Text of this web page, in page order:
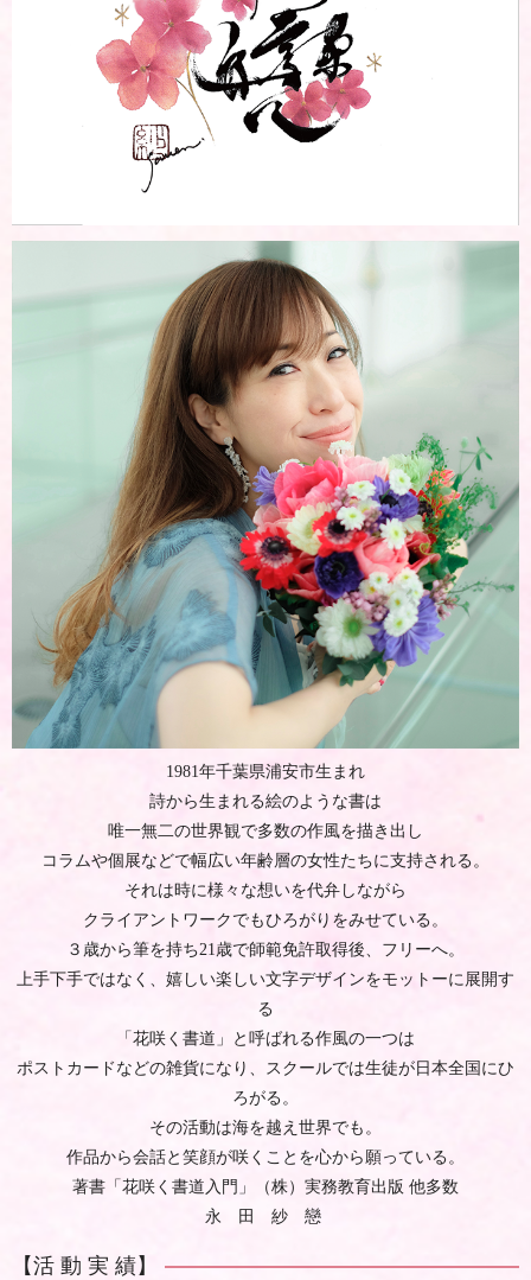
1981年千葉県浦安市生まれ
詩から生まれる絵のような書は
唯一無二の世界観で多数の作風を描き出し
コラムや個展などで幅広い年齢層の女性たちに支持される。
それは時に様々な想いを代弁しながら
クライアントワークでもひろがりをみせている。
３歳から筆を持ち21歳で師範免許取得後、フリーへ。
上手下手ではなく、嬉しい楽しい文字デザインをモットーに展開す
る
「花咲く書道」と呼ばれる作風の一つは
ポストカードなどの雑貨になり、スクールでは生徒が日本全国にひ
ろがる。
その活動は海を越え世界でも。
作品から会話と笑顔が咲くことを心から願っている。
著書「花咲く書道入門」（株）実務教育出版 他多数
永 田 紗 戀
【活 動 実 績】